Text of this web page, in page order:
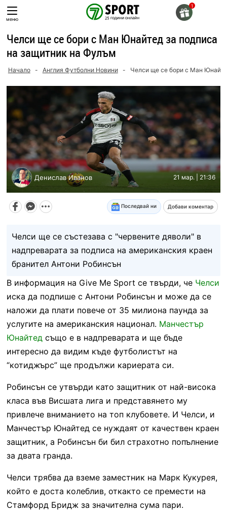
Skip
toменю
Челси ще се бори с Ман Юнайтед за подписа
на защитник на Фулъм
Начало - Англия Футболни Новини - Челси ще се бори с Ман
Денислав Иванов 21 мар. | 21:36
Последвай ни Добави коментар
Челси ще се състезава с "червените дяволи" в
надпреварата за подписа на американския краен
бранител Антони Робинсън
В информация на Give Me Sport се твърди, че Челси
иска да подпише с Антони Робинсън и може да се
наложи да плати повече от 35 милиона паунда за
услугите на американския национал. Манчестър
Юнайтедсъщо е в надпреварата и ще бъде
интересно да видим къде футболистът на
“котиджърс” ще продължи кариерата си.
Робинсън се утвърди като защитник от най-висока
класа във Висшата лига и представянето му
привлече вниманието на топ клубовете. И Челси, и
Манчестър Юнайтед се нуждаят от качествен краен
защитник, а Робинсън би бил страхотно попълнение
за двата гранда.
Челси трябва да вземе заместник на Марк Кукурея,
който е доста колеблив, откакто се премести на
Стамфорд Бридж за значителна сума пари.